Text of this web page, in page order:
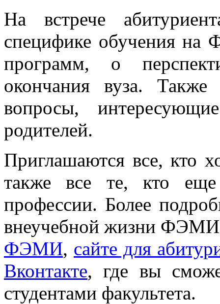
На встрече
специфике обучения
программ, о
окончания вуза.
вопросы,
родителей.
Приглашаются все, кто
также все те, кто
профессии. Более
внеучебной жизни ФЭМИ
ФЭМИ, сайте для
Вконтакте, где вы
студентами факультета.